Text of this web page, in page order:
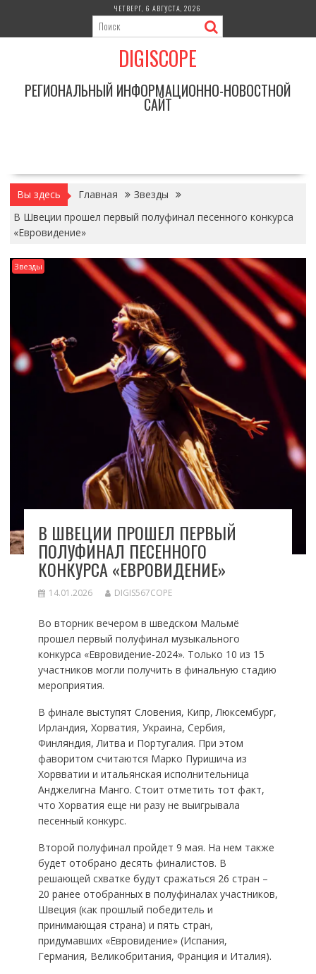
содержимому
ЧЕТВЕРГ, 6 АВГУСТА, 2026
DIGISCOPE
РЕГИОНАЛЬНЫЙ ИНФОРМАЦИОННО-НОВОСТНОЙ
САЙТ
Вы здесь Главная
Звезды
В Швеции прошел первый полуфинал песенного конкурса
«Евровидение»
Звезды
В ШВЕЦИИ ПРОШЕЛ ПЕРВЫЙ
ПОЛУФИНАЛ ПЕСЕННОГО
КОНКУРСА «ЕВРОВИДЕНИЕ»
14.01.2026 DIGIS567COPE
Во вторник вечером в шведском Мальмё
прошел первый полуфинал музыкального
конкурса «Евровидение-2024». Только 10 из 15
участников могли получить в финальную стадию
мероприятия.
В финале выступят Словения, Кипр, Люксембург,
Ирландия, Хорватия, Украина, Сербия,
Финляндия, Литва и Португалия. При этом
фаворитом считаются Марко Пуришича из
Хорвватии и итальянская исполнительница
Анджелигна Манго. Стоит отметить тот факт,
что Хорватия еще ни разу не выигрывала
песенный конкурс.
Второй полуфинал пройдет 9 мая. На нем также
будет отобрано десять финалистов. В
решающей схватке будут сражаться 26 стран –
20 ранее отобранных в полуфиналах участников,
Швеция (как прошлый победитель и
принимающая страна) и пять стран,
придумавших «Евровидение» (Испания,
Германия, Великобритания, Франция и Италия).